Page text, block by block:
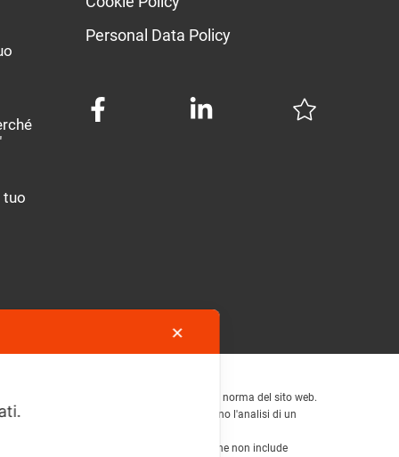
tuo
Personal Data Policy
che non si esauriscono con la messa a norma del sito web.
tutti gli ambiti aziendali e richiedono l'analisi di un
su My Agile Privacy ®, l'unica soluzione che non include
✕